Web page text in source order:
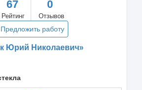
67
Рейтинг
0
Отзывов
Предложить работу
Юрий Николаевич»